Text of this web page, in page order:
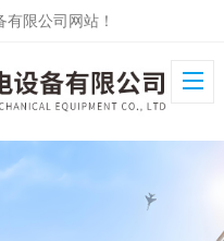
限公司网站！